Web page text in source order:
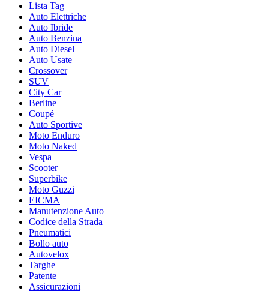
Lista Tag
Auto Elettriche
Auto Ibride
Auto Benzina
Auto Diesel
Auto Usate
Crossover
SUV
City Car
Berline
Coupé
Auto Sportive
Moto Enduro
Moto Naked
Vespa
Scooter
Superbike
Moto Guzzi
EICMA
Manutenzione Auto
Codice della Strada
Pneumatici
Bollo auto
Autovelox
Targhe
Patente
Assicurazioni